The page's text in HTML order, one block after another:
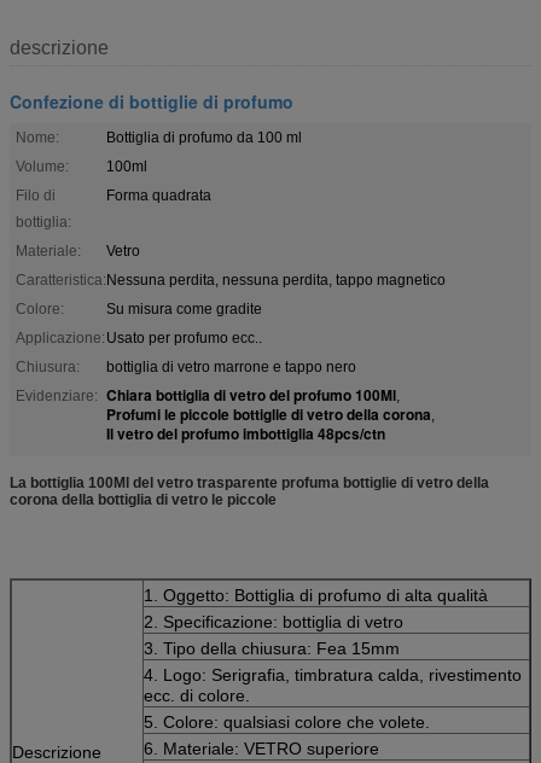
descrizione
Confezione di bottiglie di profumo
Nome:
Bottiglia di profumo da 100 ml
Volume:
100ml
Filo di
bottiglia:
Forma quadrata
Materiale:
Vetro
Caratteristica:Nessuna perdita, nessuna perdita, tappo magnetico
Colore:
Su misura come gradite
Applicazione: Usato per profumo ecc..
Chiusura:
bottiglia di vetro marrone e tappo nero
Evidenziare: Chiara bottiglia di vetro del profumo 100Ml,
Profumi le piccole bottiglie di vetro della corona,
Il vetro del profumo imbottiglia 48pcs/ctn
La bottiglia 100Ml del vetro trasparente profuma bottiglie di vetro della
corona della bottiglia di vetro le piccole
Descrizione
1. Oggetto: Bottiglia di profumo di alta qualità
2. Specificazione: bottiglia di vetro
3. Tipo della chiusura: Fea 15mm
4. Logo: Serigrafia, timbratura calda, rivestimento
ecc. di colore.
5. Colore: qualsiasi colore che volete.
6. Materiale: VETRO superiore